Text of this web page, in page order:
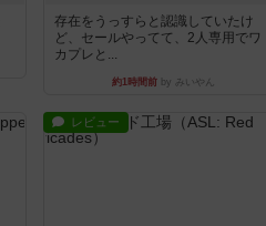
存在をうっすらと認識していたけ
ど、セールやってて、2人専用でワ
カプレと...
約1時間前by みいやん
レビュー